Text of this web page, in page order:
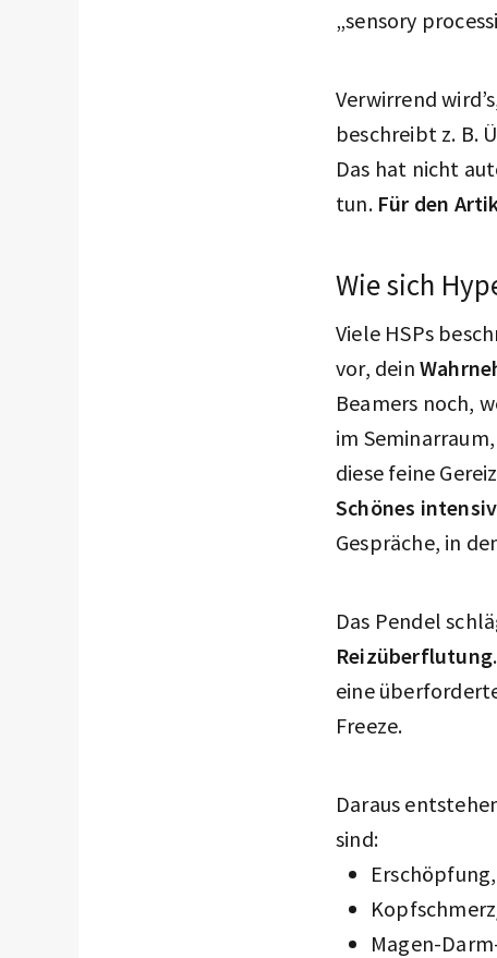
„sensory
Verwirrend
beschreibt z. B.
Das hat nicht
tun. Für den
Wie sich
Viele HSPs
vor, dein
Beamers noch,
im
diese feine
Schönes
Gespräche, in
Das Pendel
Reizüberflutung
eine
Freeze.
Daraus
sind:
Erschöpfung,
Magen-